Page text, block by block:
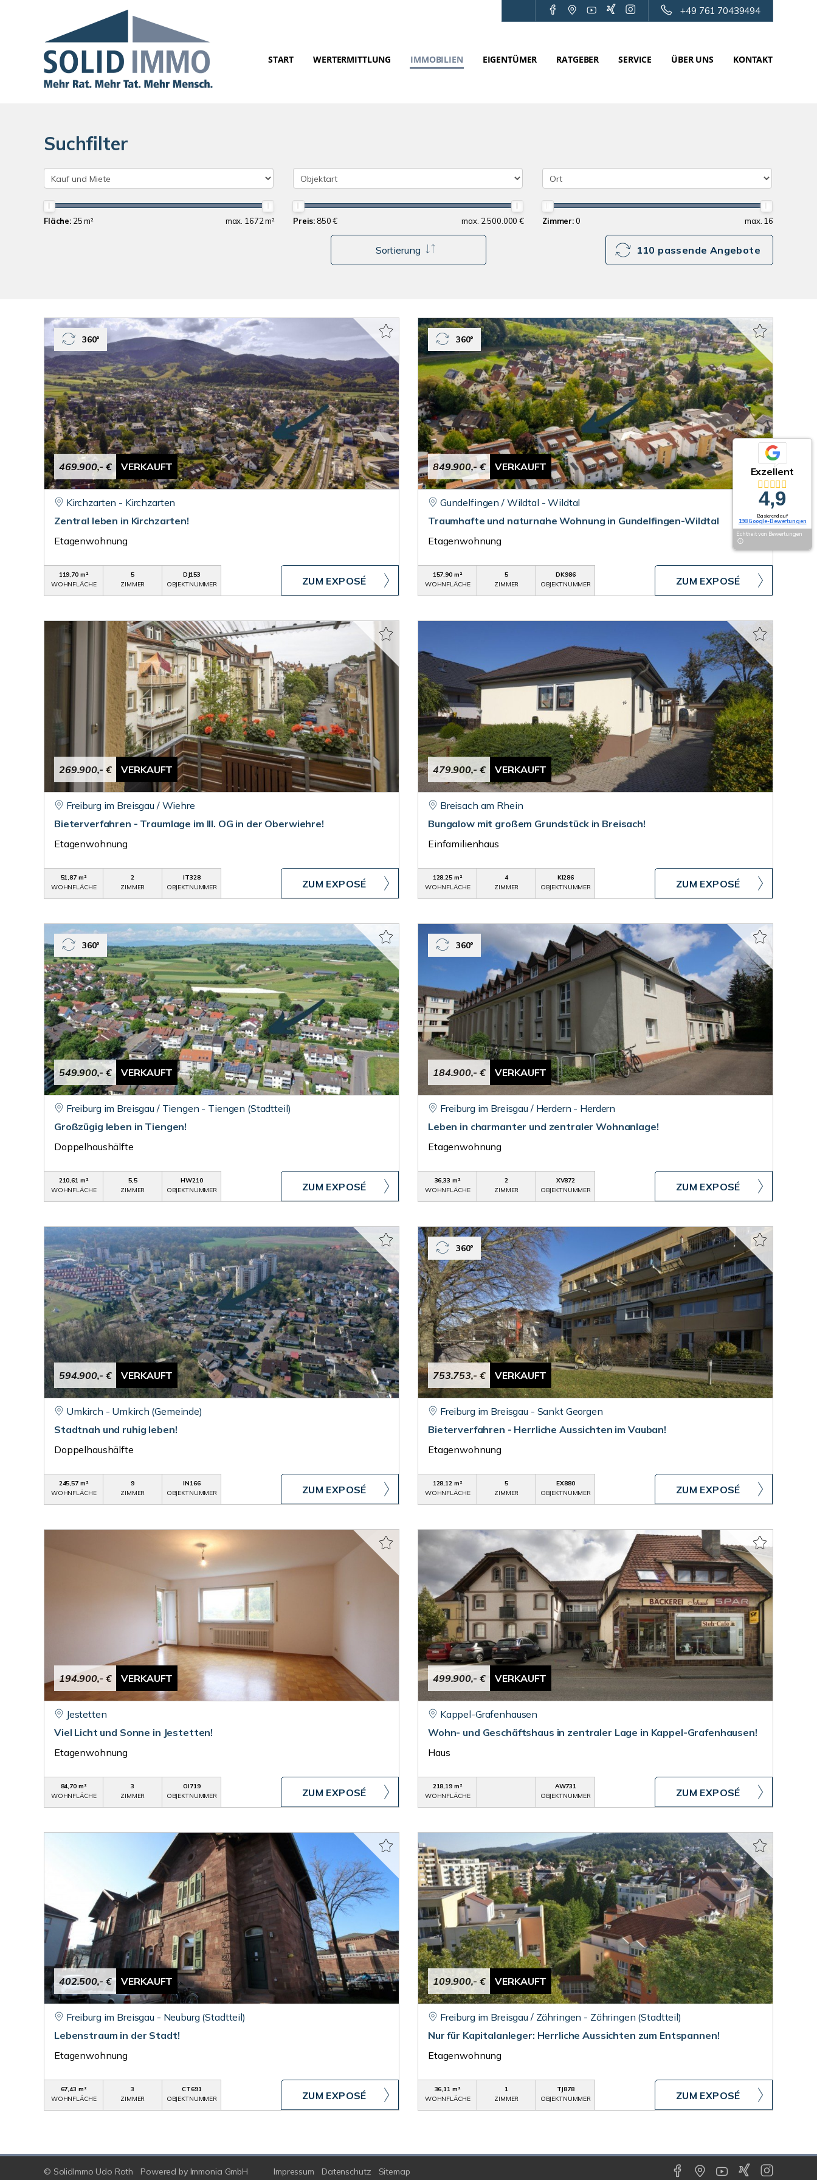
+49 761 70439494
START WERTERMITTLUNG IMMOBILIEN EIGENTÜMER RATGEBER SERVICE ÜBER UNS KONTAKT
Suchfilter
Fläche: 25 m² max. 1672 m² Preis: 850 € max. 2.500.000 € Zimmer:0 max. 16
Sortierung 110 passende Angebote
469.900,- € VERKAUFT
360°
Kirchzarten - Kirchzarten
Zentral leben in Kirchzarten!
Etagenwohnung
119,70 m²
WOHNFLÄCHE
5
ZIMMER
DJ153
OBJEKTNUMMER
ZUM EXPOSÉ
849.900,- € VERKAUFT
360°
Gundelfingen / Wildtal - Wildtal
Traumhafte und naturnahe Wohnung in Gundelfingen-Wildtal
Etagenwohnung
157,90 m²
WOHNFLÄCHE
5
ZIMMER
DK986
OBJEKTNUMMER
ZUM EXPOSÉ
269.900,- € VERKAUFT
Freiburg im Breisgau / Wiehre
Bieterverfahren - Traumlage im III. OG in der Oberwiehre!
Etagenwohnung
51,87 m²
WOHNFLÄCHE
2
ZIMMER
IT328
OBJEKTNUMMER
ZUM EXPOSÉ
479.900,- € VERKAUFT
Breisach am Rhein
Bungalow mit großem Grundstück in Breisach!
Einfamilienhaus
128,25 m²
WOHNFLÄCHE
4
ZIMMER
KI286
OBJEKTNUMMER
ZUM EXPOSÉ
549.900,- € VERKAUFT
360°
Freiburg im Breisgau / Tiengen - Tiengen (Stadtteil)
Großzügig leben in Tiengen!
Doppelhaushälfte
210,61 m²
WOHNFLÄCHE
5,5
ZIMMER
HW210
OBJEKTNUMMER
ZUM EXPOSÉ
184.900,- € VERKAUFT
360°
Freiburg im Breisgau / Herdern - Herdern
Leben in charmanter und zentraler Wohnanlage!
Etagenwohnung
36,33 m²
WOHNFLÄCHE
2
ZIMMER
XV872
OBJEKTNUMMER
ZUM EXPOSÉ
594.900,- € VERKAUFT
Umkirch - Umkirch (Gemeinde)
Stadtnah und ruhig leben!
Doppelhaushälfte
245,57 m²
WOHNFLÄCHE
9
ZIMMER
IN166
OBJEKTNUMMER
ZUM EXPOSÉ
753.753,- € VERKAUFT
360°
Freiburg im Breisgau - Sankt Georgen
Bieterverfahren - Herrliche Aussichten im Vauban!
Etagenwohnung
128,12 m²
WOHNFLÄCHE
5
ZIMMER
EX880
OBJEKTNUMMER
ZUM EXPOSÉ
194.900,- € VERKAUFT
Jestetten
Viel Licht und Sonne in Jestetten!
Etagenwohnung
84,70 m²
WOHNFLÄCHE
3
ZIMMER
OI719
OBJEKTNUMMER
ZUM EXPOSÉ
499.900,- € VERKAUFT
Kappel-Grafenhausen
Wohn- und Geschäftshaus in zentraler Lage in Kappel-Grafenhausen!
Haus
218,19 m²
WOHNFLÄCHE
AW731
OBJEKTNUMMER
ZUM EXPOSÉ
402.500,- € VERKAUFT
Freiburg im Breisgau - Neuburg (Stadtteil)
Lebenstraum in der Stadt!
Etagenwohnung
67,43 m²
WOHNFLÄCHE
3
ZIMMER
CT691
OBJEKTNUMMER
ZUM EXPOSÉ
109.900,- € VERKAUFT
Freiburg im Breisgau / Zähringen - Zähringen (Stadtteil)
Nur für Kapitalanleger: Herrliche Aussichten zum Entspannen!
Etagenwohnung
36,11 m²
WOHNFLÄCHE
1
ZIMMER
TJ878
OBJEKTNUMMER
ZUM EXPOSÉ
Exzellent
4,9
Basierend auf
198 Google-Bewertungen
Echtheit von Bewertungen
© SolidImmo Udo Roth Powered by Immonia GmbH Impressum Datenschutz Sitemap